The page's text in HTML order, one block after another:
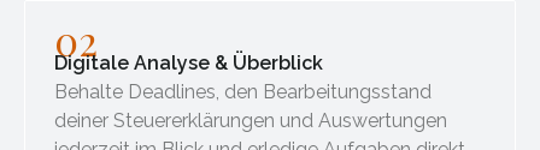
02
Digitale Analyse & Überblick
Behalte Deadlines, den Bearbeitungsstand
deiner Steuererklärungen und Auswertungen